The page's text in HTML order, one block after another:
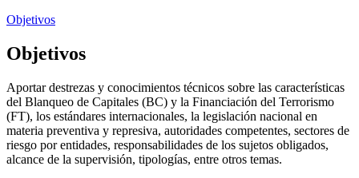
Objetivos
Objetivos
Aportar destrezas y conocimientos técnicos sobre las características
del Blanqueo de Capitales (BC) y la Financiación del Terrorismo
(FT), los estándares internacionales, la legislación nacional en
materia preventiva y represiva, autoridades competentes, sectores de
riesgo por entidades, responsabilidades de los sujetos obligados,
alcance de la supervisión, tipologías, entre otros temas.